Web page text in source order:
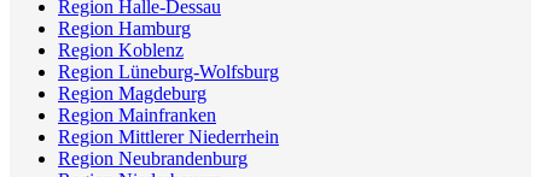
Region Halle-Dessau
Region Hamburg
Region Koblenz
Region Lüneburg-Wolfsburg
Region Magdeburg
Region Mainfranken
Region Mittlerer Niederrhein
Region Neubrandenburg